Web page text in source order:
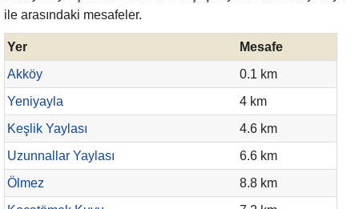
ile arasındaki mesafeler.
Yer
Mesafe
Akköy
0.1 km
Yeniyayla
4 km
Keşlik Yaylası
4.6 km
Uzunnallar Yaylası
6.6 km
Ölmez
8.8 km